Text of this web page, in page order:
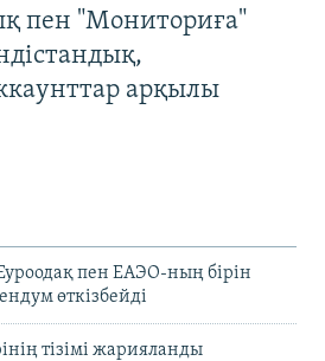
пен "Мониториға"
арқылы
пен ЕАЭО-ның бірін
өткізбейді
тізімі жарияланды